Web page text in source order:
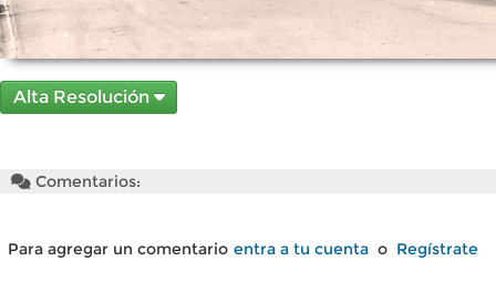
Alta Resolución
Comentarios:
Para agregar un comentario entra a tu cuenta o Regístrate